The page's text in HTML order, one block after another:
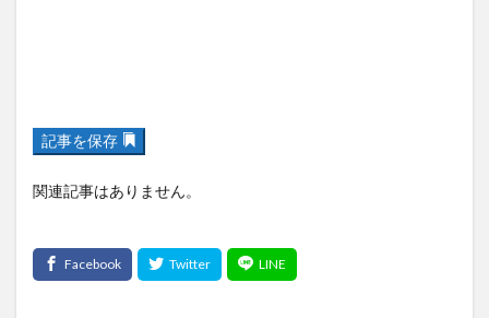
記事を保存
関連記事はありません。